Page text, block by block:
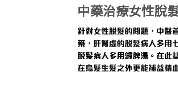
中藥治療女性脫
針對女性脫髮的問題，中醫
藥，肝腎虛的脫髮病人多用
脫髮病人多用歸脾湯。在此
在烏髮生髮之外更能補益精